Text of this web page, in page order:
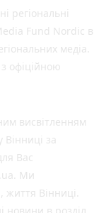
регіональні
Fund Nordic в
медіа.
офіційною
висвітленням
за
Вас
Ми
Вінниці.
новини в розділ